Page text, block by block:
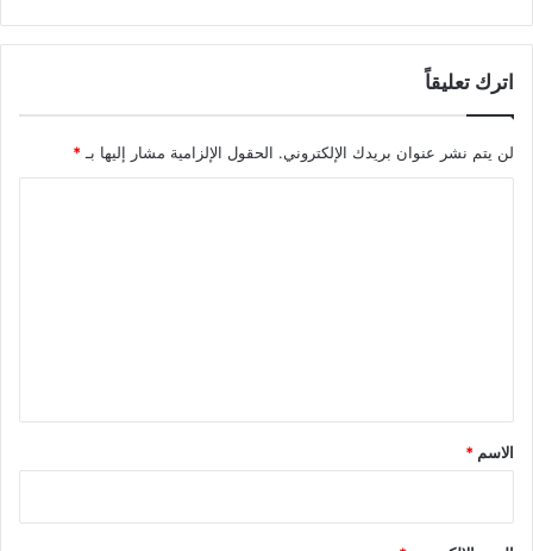
اترك تعليقاً
لن يتم نشر عنوان بريدك الإلكتروني. الحقول الإلزامية مشار إليها بـ *
*
الاسم *